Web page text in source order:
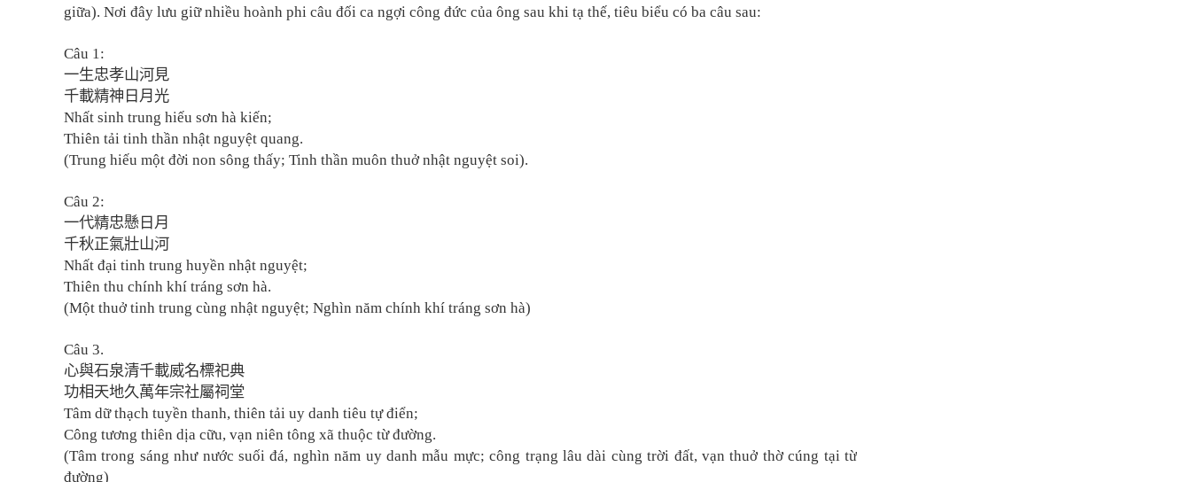
giữa). Nơi đây lưu giữ nhiều hoành phi câu đối ca ngợi công đức của ông sau khi tạ thế, tiêu biểu có ba câu sau:
Câu 1 :
一生忠孝山河見
千載精神日月光
Nhất sinh trung hiếu sơn hà kiến;
Thiên tải tinh thần nhật nguyệt quang.
(Trung hiếu một đời non sông thấy; Tinh thần muôn thuở nhật nguyệt soi).
Câu 2:
一代精忠懸日月
千秋正氣壯山河
Nhất đại tinh trung huyền nhật nguyệt;
Thiên thu chính khí tráng sơn hà.
(Một thuở tinh trung cùng nhật nguyệt; Nghìn năm chính khí tráng sơn hà)
Câu 3.
心與石泉清千載威名標祀典
功相天地久萬年宗社屬祠堂
Tâm dữ thạch tuyền thanh, thiên tải uy danh tiêu tự điển;
Công tương thiên dịa cữu, vạn niên tông xã thuộc từ đường.
(Tâm trong sáng như nước suối đá, nghìn năm uy danh mẫu mực; công trạng lâu dài cùng trời đất, vạn thuở thờ cúng tại từ
đường)